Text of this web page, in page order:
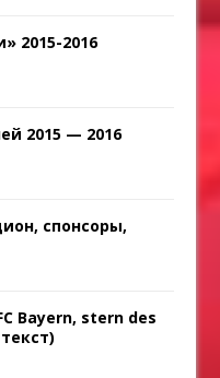
2015-2016
2015 — 2016
спонсоры,
Bayern, stern des